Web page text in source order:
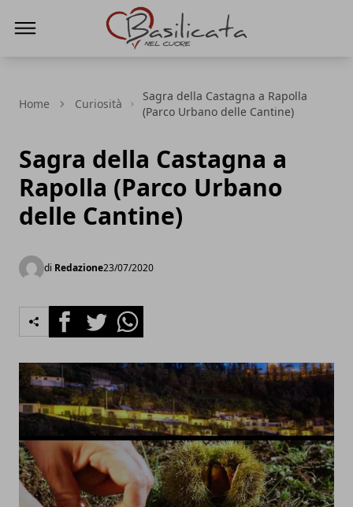
Home Curiosità
Sagra della Castagna a Rapolla
(Parco Urbano delle Cantine)
Sagra della Castagna a
Rapolla (Parco Urbano
delle Cantine)
di Redazione23/07/2020
FacebookTwitterWhatsapp